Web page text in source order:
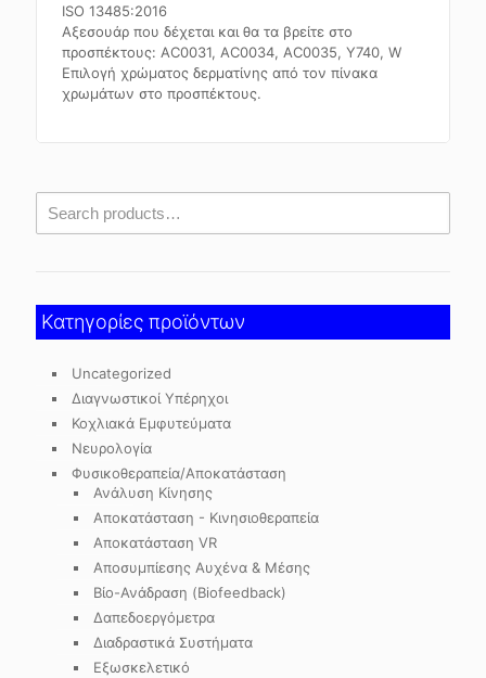
ISO 13485:2016
Αξεσουάρ που δέχεται και θα τα βρείτε στο
προσπέκτους: AC0031, AC0034, AC0035, Y740, W
Επιλογή χρώματος δερματίνης από τον πίνακα
χρωμάτων στο προσπέκτους.
Κατηγορίες προϊόντων
Uncategorized
Διαγνωστικοί Υπέρηχοι
Κοχλιακά Εμφυτεύματα
Νευρολογία
Φυσικοθεραπεία/Αποκατάσταση
Ανάλυση Κίνησης
Αποκατάσταση - Κινησιοθεραπεία
Αποκατάσταση VR
Αποσυμπίεσης Αυχένα & Μέσης
Βίο-Ανάδραση (Biofeedback)
Δαπεδοεργόμετρα
Διαδραστικά Συστήματα
Εξωσκελετικό